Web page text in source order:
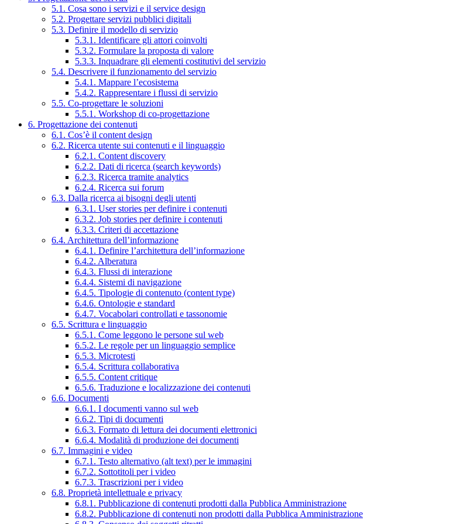
5.1. Cosa sono i servizi e il service design
5.2. Progettare servizi pubblici digitali
5.3. Definire il modello di servizio
5.3.1. Identificare gli attori coinvolti
5.3.2. Formulare la proposta di valore
5.3.3. Inquadrare gli elementi costitutivi del servizio
5.4. Descrivere il funzionamento del servizio
5.4.1. Mappare l’ecosistema
5.4.2. Rappresentare i flussi di servizio
5.5. Co-progettare le soluzioni
5.5.1. Workshop di co-progettazione
6. Progettazione dei contenuti
6.1. Cos’è il content design
6.2. Ricerca utente sui contenuti e il linguaggio
6.2.1. Content discovery
6.2.2. Dati di ricerca (search keywords)
6.2.3. Ricerca tramite analytics
6.2.4. Ricerca sui forum
6.3. Dalla ricerca ai bisogni degli utenti
6.3.1. User stories per definire i contenuti
6.3.2. Job stories per definire i contenuti
6.3.3. Criteri di accettazione
6.4. Architettura dell’informazione
6.4.1. Definire l’architettura dell’informazione
6.4.2. Alberatura
6.4.3. Flussi di interazione
6.4.4. Sistemi di navigazione
6.4.5. Tipologie di contenuto (content type)
6.4.6. Ontologie e standard
6.4.7. Vocabolari controllati e tassonomie
6.5. Scrittura e linguaggio
6.5.1. Come leggono le persone sul web
6.5.2. Le regole per un linguaggio semplice
6.5.3. Microtesti
6.5.4. Scrittura collaborativa
6.5.5. Content critique
6.5.6. Traduzione e localizzazione dei contenuti
6.6. Documenti
6.6.1. I documenti vanno sul web
6.6.2. Tipi di documenti
6.6.3. Formato di lettura dei documenti elettronici
6.6.4. Modalità di produzione dei documenti
6.7. Immagini e video
6.7.1. Testo alternativo (alt text) per le immagini
6.7.2. Sottotitoli per i video
6.7.3. Trascrizioni per i video
6.8. Proprietà intellettuale e privacy
6.8.1. Pubblicazione di contenuti prodotti dalla Pubblica Amministrazione
6.8.2. Pubblicazione di contenuti non prodotti dalla Pubblica Amministrazione